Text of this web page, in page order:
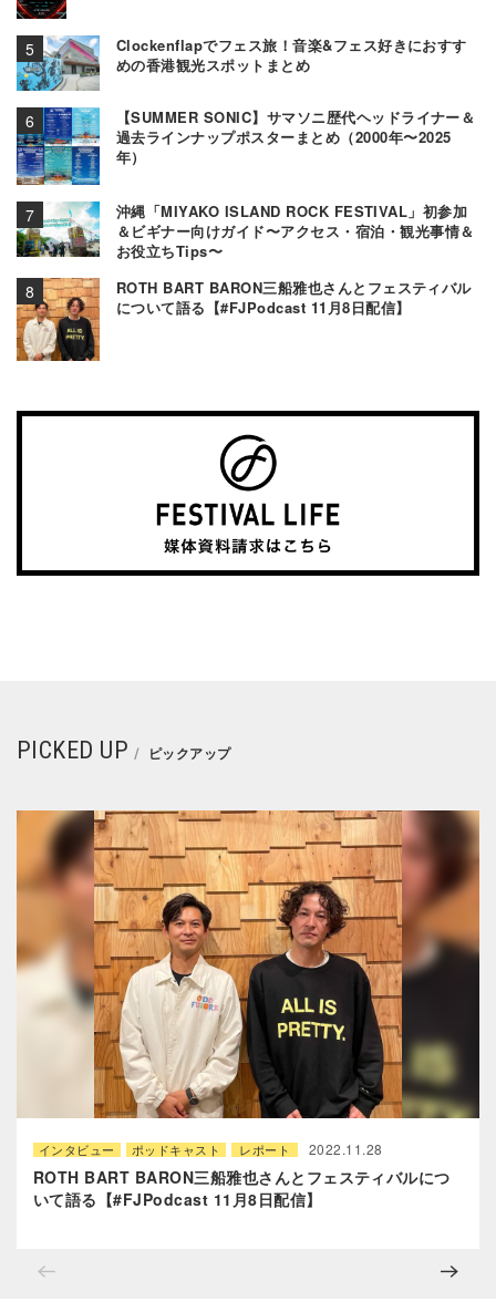
Clockenflapでフェス旅！音楽&フェス好きにおすす
めの香港観光スポットまとめ
【SUMMER SONIC】サマソニ歴代ヘッドライナー＆
過去ラインナップポスターまとめ（2000年〜2025
年）
沖縄「MIYAKO ISLAND ROCK FESTIVAL」初参加
＆ビギナー向けガイド〜アクセス・宿泊・観光事情＆
お役立ちTips〜
ROTH BART BARON三船雅也さんとフェスティバル
について語る【#FJPodcast 11月8日配信】
PICKED UP ピックアップ
インタビュー ポッドキャスト レポート 2022.11.28
ROTH BART BARON三船雅也さんとフェスティバルにつ
いて語る【#FJPodcast 11月8日配信】